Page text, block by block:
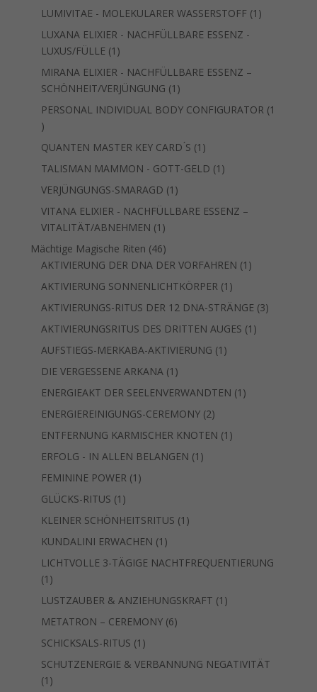
Produkt
LUMIVITAE - MOLEKULARER WASSERSTOFF 1 1
LUXANA ELIXIER - NACHFÜLLBARE ESSENZ -
LUXUS/FÜLLE 1 1
Produkt
MIRANA ELIXIER - NACHFÜLLBARE ESSENZ –
SCHÖNHEIT/VERJÜNGUNG 1 1
Produkt
PERSONAL INDIVIDUAL BODY CONFIGURATOR 1
1
Produkt
QUANTEN MASTER KEY CARD ́S 1 1
Produkt
TALISMAN MAMMON - GOTT-GELD 1 1
VERJÜNGUNGS-SMARAGD 1 1
Produkt
VITANA ELIXIER - NACHFÜLLBARE ESSENZ –
VITALITÄT/ABNEHMEN 1 1
Produkt
Mächtige Magische Riten 4646
Produkte
AKTIVIERUNG DER DNA DER VORFAHREN 1 1
AKTIVIERUNG SONNENLICHTKÖRPER 1 1
Produkt
AKTIVIERUNGS-RITUS DER 12 DNA-STRÄNGE 33
AKTIVIERUNGSRITUS DES DRITTEN AUGES 1 1
AUFSTIEGS-MERKABA-AKTIVIERUNG 1 1
DIE VERGESSENE ARKANA 1 1
Produkt
ENERGIEAKT DER SEELENVERWANDTEN 1 1
ENERGIEREINIGUNGS-CEREMONY 22
Produkte
ENTFERNUNG KARMISCHER KNOTEN 1 1
ERFOLG - IN ALLEN BELANGEN 1 1
FEMININE POWER 1 1
GLÜCKS-RITUS 1 1
Produkt
KLEINER SCHÖNHEITSRITUS 1 1
KUNDALINI ERWACHEN 1 1
Produkt
LICHTVOLLE 3-TÄGIGE NACHTFREQUENTIERUNG
1 1
Produkt
LUSTZAUBER & ANZIEHUNGSKRAFT 1 1
METATRON – CEREMONY 66
SCHICKSALS-RITUS 1 1
Produkt
SCHUTZENERGIE & VERBANNUNG NEGATIVITÄT
1 1